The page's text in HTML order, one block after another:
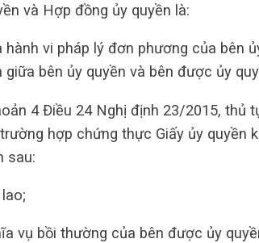
và Hợp đồng ủy quyền là:
hành vi pháp lý đơn phương của bên
giữa bên ủy quyền và bên được ủy
4 Điều 24 Nghị định 23/2015, thủ
hợp chứng thực Giấy ủy quyền
sau:
vụ bồi thường của bên được ủy